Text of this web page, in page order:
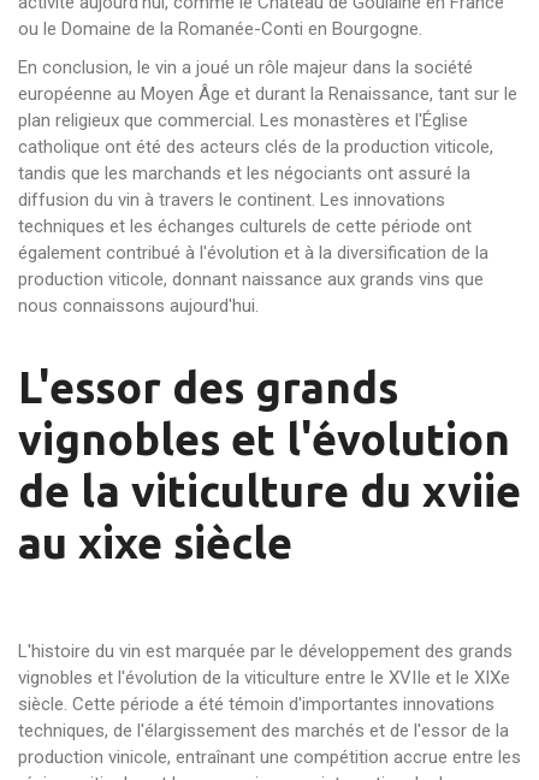
ou le Domaine de la Romanée-Conti en Bourgogne.
En conclusion, le vin a joué un rôle majeur dans la société
européenne au Moyen Âge et durant la Renaissance, tant sur le
plan religieux que commercial. Les monastères et l'Église
catholique ont été des acteurs clés de la production viticole,
tandis que les marchands et les négociants ont assuré la
diffusion du vin à travers le continent. Les innovations
techniques et les échanges culturels de cette période ont
également contribué à l'évolution et à la diversification de la
production viticole, donnant naissance aux grands vins que
nous connaissons aujourd'hui.
L'essor des grands
vignobles et l'évolution
de la viticulture du xviie
au xixe siècle
L'histoire du vin est marquée par le développement des grands
vignobles et l'évolution de la viticulture entre le XVIIe et le XIXe
siècle. Cette période a été témoin d'importantes innovations
techniques, de l'élargissement des marchés et de l'essor de la
production vinicole, entraînant une compétition accrue entre les